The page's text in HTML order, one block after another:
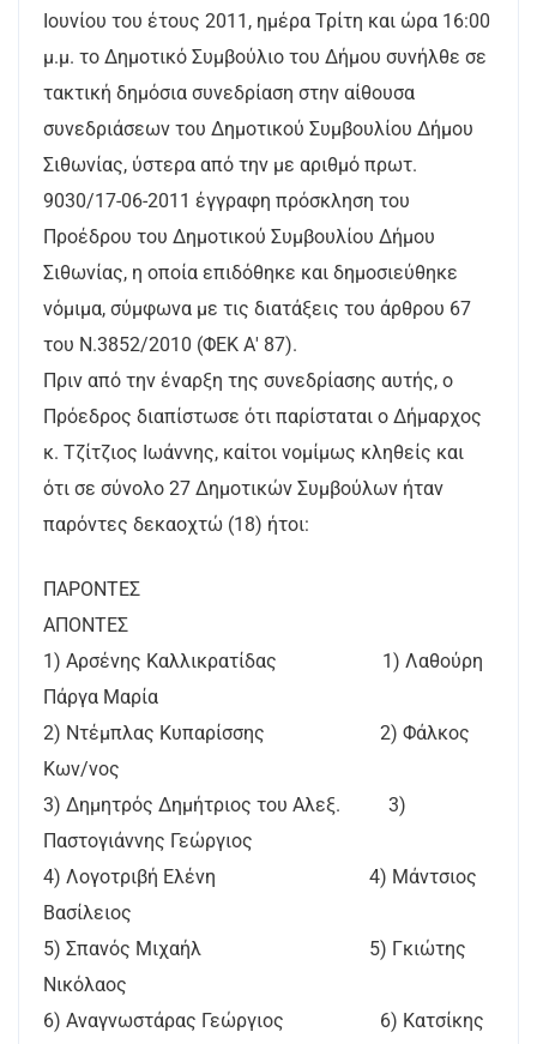
Ιουνίου του έτους 2011, ημέρα Τρίτη και ώρα 16:00
μ.μ. το Δημοτικό Συμβούλιο του Δήμου συνήλθε σε
τακτική δημόσια συνεδρίαση στην αίθουσα
συνεδριάσεων του Δημοτικού Συμβουλίου Δήμου
Σιθωνίας, ύστερα από την με αριθμό πρωτ.
9030/17-06-2011 έγγραφη πρόσκληση του
Προέδρου του Δημοτικού Συμβουλίου Δήμου
Σιθωνίας, η οποία επιδόθηκε και δημοσιεύθηκε
νόμιμα, σύμφωνα με τις διατάξεις του άρθρου 67
του Ν.3852/2010 (ΦΕΚ Α' 87).
Πριν από την έναρξη της συνεδρίασης αυτής, ο
Πρόεδρος διαπίστωσε ότι παρίσταται ο Δήμαρχος
κ. Τζίτζιος Ιωάννης, καίτοι νομίμως κληθείς και
ότι σε σύνολο 27 Δημοτικών Συμβούλων ήταν
παρόντες δεκαοχτώ (18) ήτοι:
ΠΑΡΟΝΤΕΣ
ΑΠΟΝΤΕΣ
1) Αρσένης Καλλικρατίδας 1) Λαθούρη
Πάργα Μαρία
2) Ντέμπλας Κυπαρίσσης 2) Φάλκος
Κων/νος
3) Δημητρός Δημήτριος του Αλεξ. 3)
Παστογιάννης Γεώργιος
4) Λογοτριβή Ελένη 4) Μάντσιος
Βασίλειος
5) Σπανός Μιχαήλ 5) Γκιώτης
Νικόλαος
6) Αναγνωστάρας Γεώργιος 6) Κατσίκης